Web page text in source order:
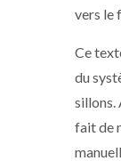
vers le
Ce
du
sillons.
fait de